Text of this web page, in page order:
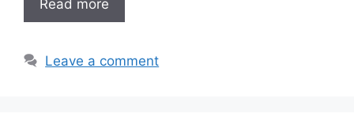
Read more
Leave a comment